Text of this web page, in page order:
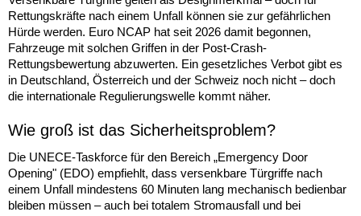
Rettungskräfte nach einem Unfall können sie zur gefährlichen
Hürde werden. Euro NCAP hat seit 2026 damit begonnen,
Fahrzeuge mit solchen Griffen in der Post-Crash-
Rettungsbewertung abzuwerten. Ein gesetzliches Verbot gibt es
in Deutschland, Österreich und der Schweiz noch nicht – doch
die internationale Regulierungswelle kommt näher.
Wie groß ist das Sicherheitsproblem?
Die UNECE-Taskforce für den Bereich „Emergency Door
Opening" (EDO) empfiehlt, dass versenkbare Türgriffe nach
einem Unfall mindestens 60 Minuten lang mechanisch bedienbar
bleiben müssen – auch bei totalem Stromausfall und bei